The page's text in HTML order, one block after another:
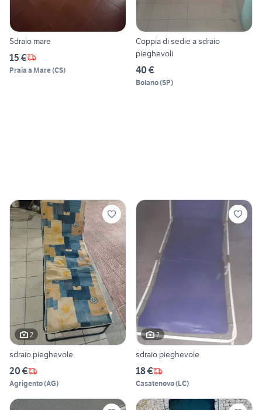
Sdraio mare
15 €
Praia a Mare(CS)
Coppia di sedie a sdraio
pieghevoli
40 €
Bolano(SP)
2
sdraio pieghevole
20 €
Agrigento(AG)
2
sdraio pieghevole
18 €
Casatenovo(LC)